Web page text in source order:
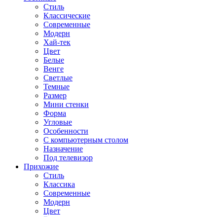
Стиль
Классические
Современные
Модерн
Хай-тек
Цвет
Белые
Венге
Светлые
Темные
Размер
Мини стенки
Форма
Угловые
Особенности
С компьютерным столом
Назначение
Под телевизор
Прихожие
Стиль
Классика
Современные
Модерн
Цвет